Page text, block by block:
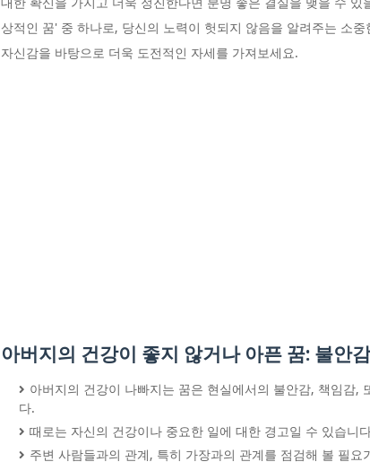
상적인 꿈' 중 하나로, 당신의 노력이 헛되지 않음을 알려주는 소
자신감을 바탕으로 더욱 도전적인 자세를 가져보세요.
아버지의 건강이 좋지 않거나 아픈 꿈: 불안
아버지의 건강이 나빠지는 꿈은 현실에서의 불안감, 책임감,
다.
때로는 자신의 건강이나 중요한 일에 대한 경고일 수 있습니
주변 사람들과의 관계, 특히 가장과의 관계를 점검해 볼 필요